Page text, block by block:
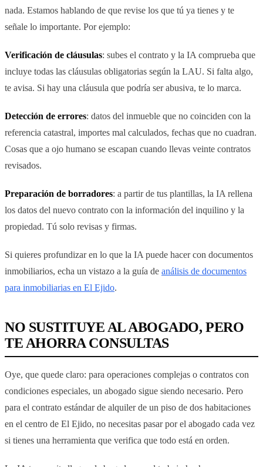
nada. Estamos hablando de que revise los que tú ya tienes y te
señale lo importante. Por ejemplo:
Verificación de cláusulas: subes el contrato y la IA comprueba que
incluye todas las cláusulas obligatorias según la LAU. Si falta algo,
te avisa. Si hay una cláusula que podría ser abusiva, te lo marca.
Detección de errores: datos del inmueble que no coinciden con la
referencia catastral, importes mal calculados, fechas que no cuadran.
Cosas que a ojo humano se escapan cuando llevas veinte contratos
revisados.
Preparación de borradores: a partir de tus plantillas, la IA rellena
los datos del nuevo contrato con la información del inquilino y la
propiedad. Tú solo revisas y firmas.
Si quieres profundizar en lo que la IA puede hacer con documentos
inmobiliarios, echa un vistazo a la guía de análisis de documentos
para inmobiliarias en El Ejido.
NO SUSTITUYE AL ABOGADO, PERO
TE AHORRA CONSULTAS
Oye, que quede claro: para operaciones complejas o contratos con
condiciones especiales, un abogado sigue siendo necesario. Pero
para el contrato estándar de alquiler de un piso de dos habitaciones
en el centro de El Ejido, no necesitas pasar por el abogado cada vez
si tienes una herramienta que verifica que todo está en orden.